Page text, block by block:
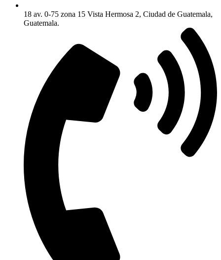
18 av. 0-75 zona 15 Vista Hermosa 2, Ciudad de Guatemala,
Guatemala.